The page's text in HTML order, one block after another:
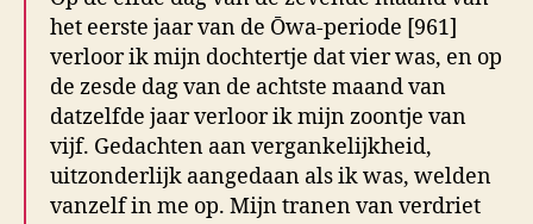
het eerste jaar van de Ōwa-periode [961]
verloor ik mijn dochtertje dat vier was, en op
de zesde dag van de achtste maand van
datzelfde jaar verloor ik mijn zoontje van
vijf. Gedachten aan vergankelijkheid,
uitzonderlijk aangedaan als ik was, welden
vanzelf in me op. Mijn tranen van verdriet